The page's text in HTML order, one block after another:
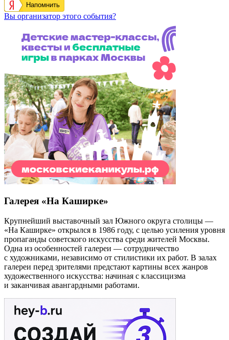
Напомнить
Вы организатор этого события?
Галерея «На Каширке»
Крупнейший выставочный зал Южного округа столицы —
«На Каширке» открылся в 1986 году, с целью усиления уровня
пропаганды советского искусства среди жителей Москвы.
Одна из особенностей галереи — сотрудничество
с художниками, независимо от стилистики их работ. В залах
галереи перед зрителями предстают картины всех жанров
художественного искусства: начиная с классицизма
и заканчивая авангардными работами.